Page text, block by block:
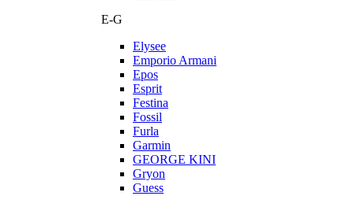
E-G
Elysee
Emporio Armani
Epos
Esprit
Festina
Fossil
Furla
Garmin
GEORGE KINI
Gryon
Guess